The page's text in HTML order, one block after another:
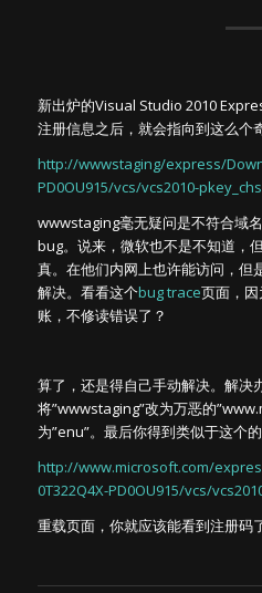
新出炉的Visual Studio 2010
注册信息之后，就会指向到这么个
http://wwwstaging/express/
PD0OU915/vcs/vcs2010-
wwwstaging毫无疑问是不符合域
bug。说来，微软也不是不知道，
真。在他们内网上也许能访问，但
解决。看看这个bug trace页面，
账，不修读错误了？
算了，还是得自己手动解决。解决
将”wwwstaging”改为万恶的
为”enu”。最后你得到类似于这个的
http://www.microsoft.com/
0T322Q4X-PD0OU915/vcs/
重载页面，你就应该能看到注册码